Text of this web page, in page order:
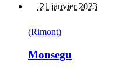
21 janvier 2023
(Rimont)
Monsegu